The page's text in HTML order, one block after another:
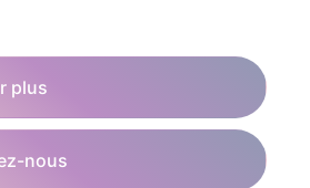
plus
nous